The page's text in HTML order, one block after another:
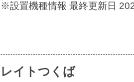
※設置機種情報 最終更新日
レイトつくば